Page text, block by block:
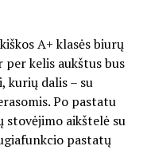
A+ klasės biurų
per kelis aukštus bus
kurių dalis – su
Po pastatu
aikštelė su
pastatų